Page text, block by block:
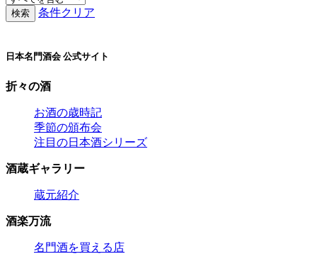
条件クリア
日本名門酒会 公式サイト
折々の酒
お酒の歳時記
季節の頒布会
注目の日本酒シリーズ
酒蔵ギャラリー
蔵元紹介
酒楽万流
名門酒を買える店